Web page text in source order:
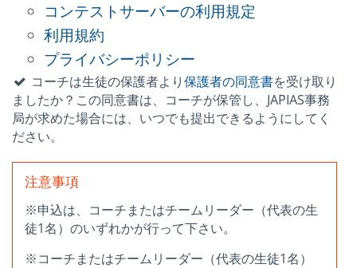
コンテストサーバーの利用規定
利用規約
プライバシーポリシー
コーチは生徒の保護者より保護者の同意書を受け取り
ましたか？この同意書は、コーチが保管し、JAPIAS事務
局が求めた場合には、いつでも提出できるようにしてく
ださい。
注意事項
※申込は、コーチまたはチームリーダー（代表の生
徒1名）のいずれかが行って下さい。
※コーチまたはチームリーダー（代表の生徒1名）